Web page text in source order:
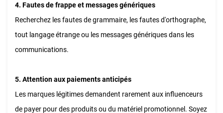
4. Fautes de frappe et messages génériques
Recherchez les fautes de grammaire, les fautes d'orthographe,
tout langage étrange ou les messages génériques dans les
communications.
5. Attention aux paiements anticipés
Les marques légitimes demandent rarement aux influenceurs
de payer pour des produits ou du matériel promotionnel. Soyez